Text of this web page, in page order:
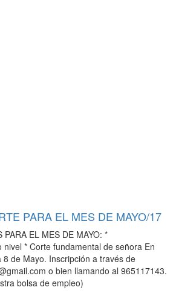
PARA EL MES DE MAYO/17
PARA EL MES DE MAYO: *
nivel * Corte fundamental de señora En
de Mayo. Inscripción a través de
o bien llamando al 965117143.
bolsa de empleo)